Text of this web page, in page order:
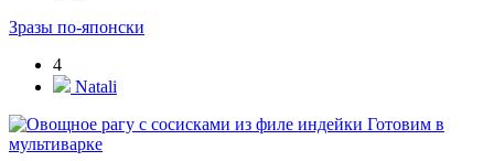
Зразы по-японски
4
Natali
Готовим в
мультиварке